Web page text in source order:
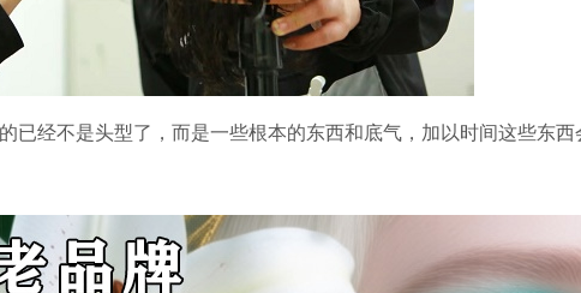
已经不是头型了，而是一些根本的东西和底气，加以时间这些东西